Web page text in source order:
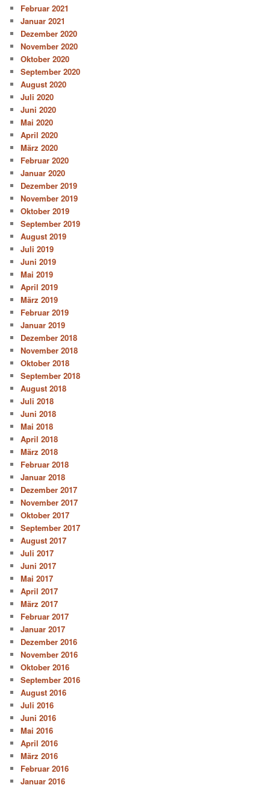
Februar 2021
Januar 2021
Dezember 2020
November 2020
Oktober 2020
September 2020
August 2020
Juli 2020
Juni 2020
Mai 2020
April 2020
März 2020
Februar 2020
Januar 2020
Dezember 2019
November 2019
Oktober 2019
September 2019
August 2019
Juli 2019
Juni 2019
Mai 2019
April 2019
März 2019
Februar 2019
Januar 2019
Dezember 2018
November 2018
Oktober 2018
September 2018
August 2018
Juli 2018
Juni 2018
Mai 2018
April 2018
März 2018
Februar 2018
Januar 2018
Dezember 2017
November 2017
Oktober 2017
September 2017
August 2017
Juli 2017
Juni 2017
Mai 2017
April 2017
März 2017
Februar 2017
Januar 2017
Dezember 2016
November 2016
Oktober 2016
September 2016
August 2016
Juli 2016
Juni 2016
Mai 2016
April 2016
März 2016
Februar 2016
Januar 2016